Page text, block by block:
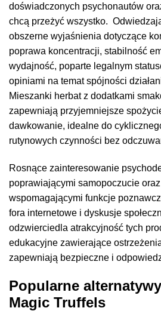
doświadczonych psychonautów
chcą przeżyć wszystko.
obszerne wyjaśnienia dotyczące
poprawa koncentracji, stabilność
wydajność, poparte legalnym
opiniami na temat spójności
Mieszanki herbat z dodatkami
zapewniają przyjemniejsze
dawkowanie, idealne do
rutynowych czynności bez
Rosnące zainteresowanie
poprawiającymi samopoczucie
wspomagającymi funkcje
fora internetowe i dyskusje
odzwierciedla atrakcyjność tych
edukacyjne zawierające
zapewniają bezpieczne i
Popularne
Magic Truffels